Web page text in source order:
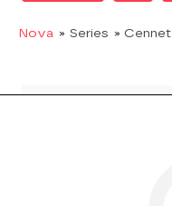
Nova » Series » Cennet